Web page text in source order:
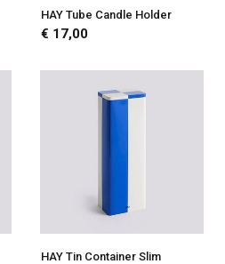
HAY Tube Candle Holder
€ 17,00
HAY Tin Container Slim